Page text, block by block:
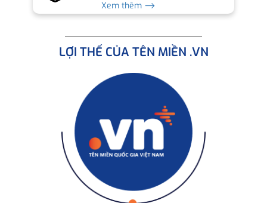
Xem thêm ⟶
LỢI THẾ CỦA TÊN MIỀN .VN